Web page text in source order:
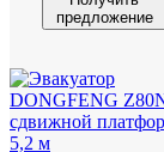
предложение